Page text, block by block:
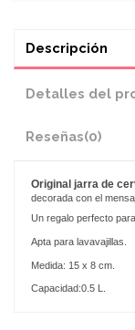
Descripción
Detalles del
Reseñas(0)
Original jarra de
decorada con el
Un regalo perfecto
Apta para lavavajillas.
Medida: 15 x 8 cm.
Capacidad:0.5 L.